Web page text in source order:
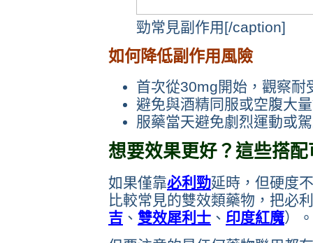
勁常見副作用[/caption]
如何降低副作用風險
首次從30mg開始，觀察耐
避免與酒精同服或空腹大
服藥當天避免劇烈運動或
想要效果更好？這些搭
如果僅靠必利勁延時，但硬度
比較常見的雙效類藥物，把必
吉 、 雙效犀利士 、 印度紅魔）。